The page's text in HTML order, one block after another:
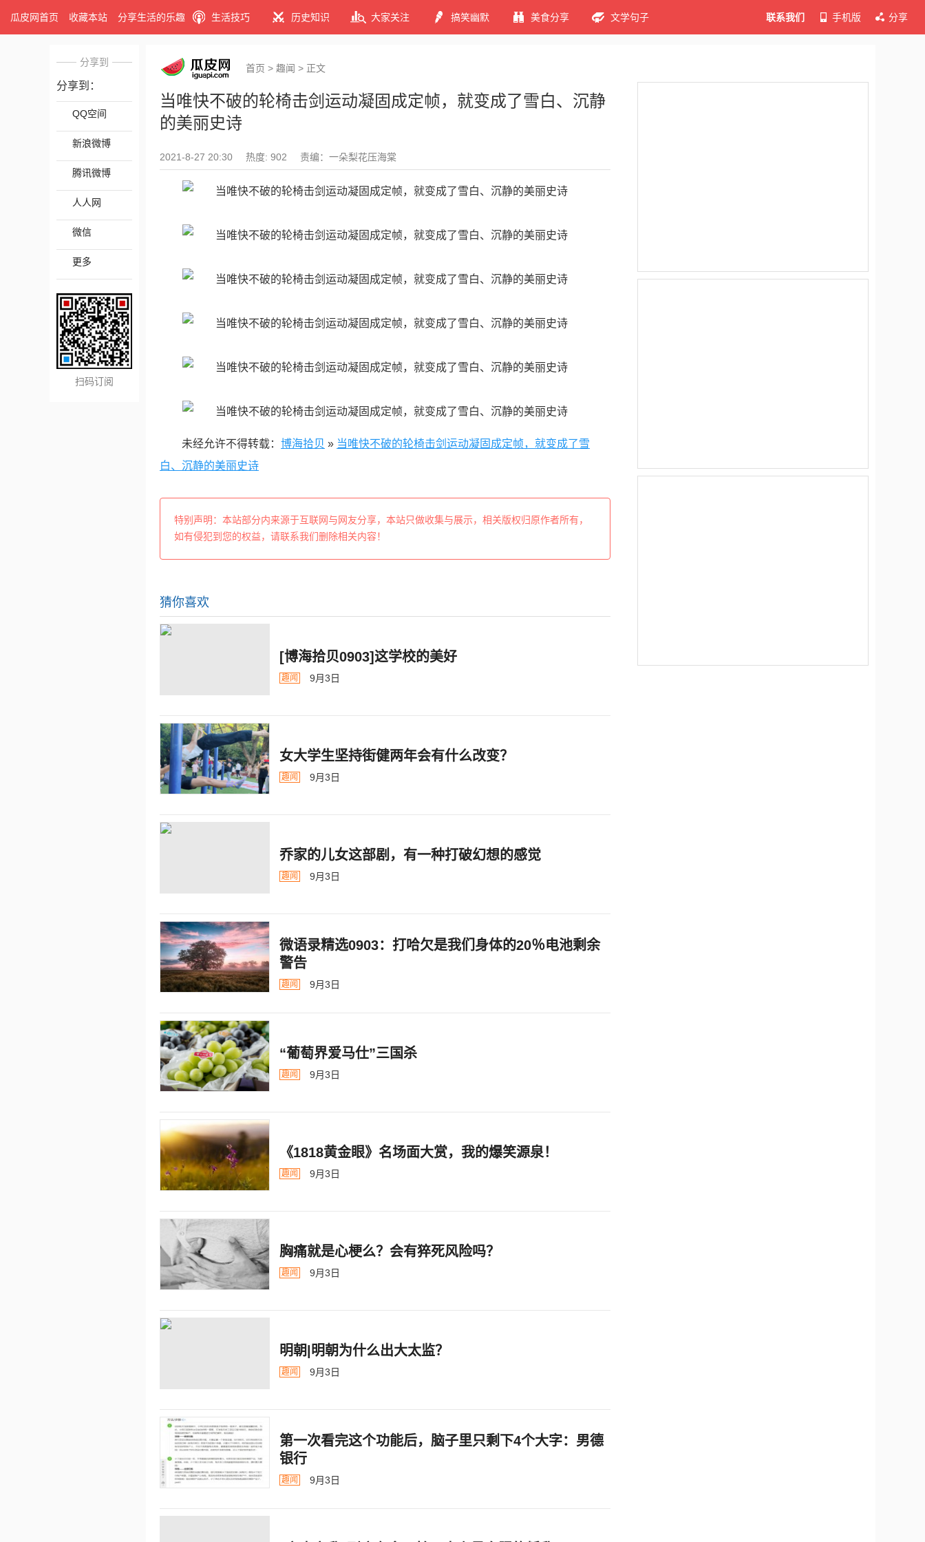
瓜皮网首页 收藏本站 分享生活的乐趣 生活技巧 历史知识 大家关注 搞笑幽默 美食分享 文学句子 联系我们 手机版 分享
分享到
分享到：
QQ空间
新浪微博
腾讯微博
人人网
微信
更多
扫码订阅
首页 > 趣闻 > 正文
当唯快不破的轮椅击剑运动凝固成定帧，就变成了雪白、沉静
的美丽史诗
2021-8-27 20:30 热度: 902 责编：一朵梨花压海棠
未经允许不得转载： 博海拾贝 » 当唯快不破的轮椅击剑运动凝固成定帧，就变成了雪
白、沉静的美丽史诗
特别声明：本站部分内来源于互联网与网友分享，本站只做收集与展示，相关版权归原作者所有，
如有侵犯到您的权益，请联系我们删除相关内容！
猜你喜欢
[博海拾贝0903]这学校的美好
趣闻 9月3日
女大学生坚持街健两年会有什么改变？
趣闻 9月3日
乔家的儿女这部剧，有一种打破幻想的感觉
趣闻 9月3日
微语录精选0903：打哈欠是我们身体的20％电池剩余
警告
趣闻 9月3日
“葡萄界爱马仕”三国杀
趣闻 9月3日
《1818黄金眼》名场面大赏，我的爆笑源泉！
趣闻 9月3日
胸痛就是心梗么？会有猝死风险吗？
趣闻 9月3日
明朝|明朝为什么出大太监？ ​​​
趣闻 9月3日
第一次看完这个功能后，脑子里只剩下4个大字：男德
银行
趣闻 9月3日